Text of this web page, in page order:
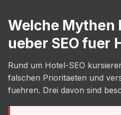
Welche Mythen
ueber SEO fuer
Rund um Hotel-SEO
falschen Prioritaeten und
fuehren. Drei davon sind